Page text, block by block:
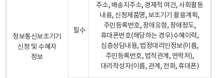
정보통신보조기기
신청 및 수혜자
정보
필수
주소, 배송지주소, 경제적 여건, 사회활동
내용, 신청제품명, 보조기기 활용계획,
주민등록번호, 장애유형, 장애정도,
휴대폰번호(해당하는 경우)수혜이력,
심층상담내용, 법정대리인정보(이름,
주민등록번호, 법적관계, 연락처),
대리작성자(이름, 관계, 전화, 휴대폰)